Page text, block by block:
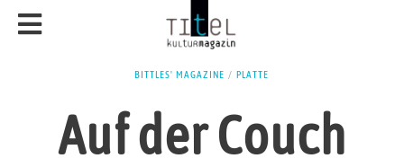
BITTLES' MAGAZINE / PLATTE
Auf der Couch